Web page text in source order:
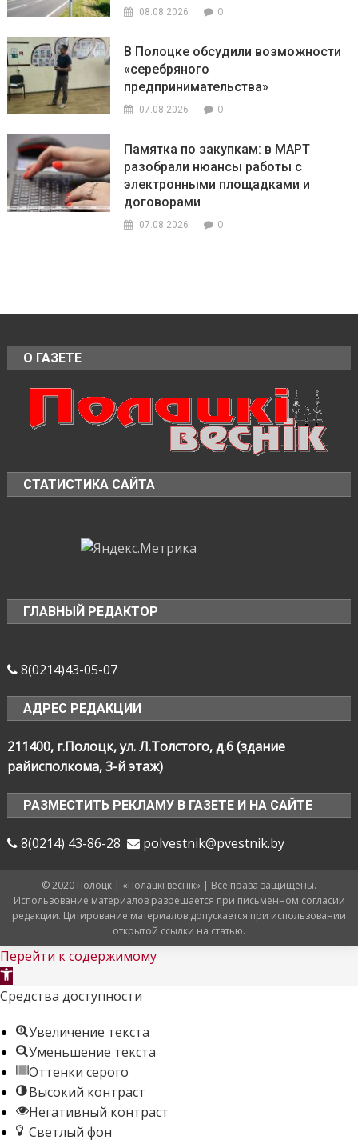
08.08.2026 0
В Полоцке обсудили возможности
«серебряного
предпринимательства»
07.08.2026 0
Памятка по закупкам: в МАРТ
разобрали нюансы работы с
электронными площадками и
договорами
07.08.2026 0
О ГАЗЕТЕ
СТАТИСТИКА САЙТА
ГЛАВНЫЙ РЕДАКТОР
8(0214)43-05-07
АДРЕС РЕДАКЦИИ
211400, г.Полоцк, ул. Л.Толстого, д.6 (здание
райисполкома, 3-й этаж)
РАЗМЕСТИТЬ РЕКЛАМУ В ГАЗЕТЕ И НА САЙТЕ
8(0214) 43-86-28 polvestnik@pvestnik.by
© 2020 Полоцк | «Полацкі веснік» | Все права защищены.
Использование материалов разрешается при письменном согласии
редакции. Цитирование материалов допускается при использовании
открытой ссылки на статью.
Перейти к содержимому
Открыть
панель
Средства доступности
Увеличение текста
Уменьшение текста
Оттенки серого
Высокий контраст
Негативный контраст
Светлый фон